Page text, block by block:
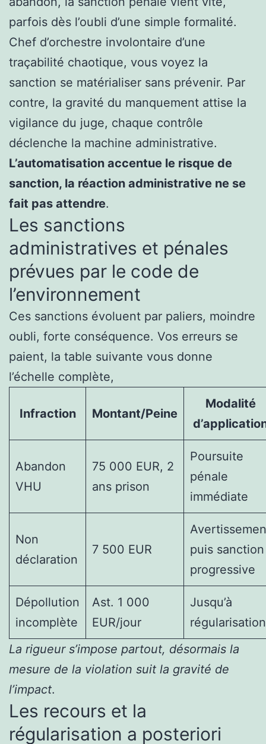
parfois dès l’oubli d’une simple formalité.
Chef d’orchestre involontaire d’une
traçabilité chaotique, vous voyez la
sanction se matérialiser sans prévenir. Par
contre, la gravité du manquement attise la
vigilance du juge, chaque contrôle
déclenche la machine administrative.
L’automatisation accentue le risque de
sanction, la réaction administrative ne se
fait pas attendre.
Les sanctions
administratives et pénales
prévues par le code de
l’environnement
Ces sanctions évoluent par paliers, moindre
oubli, forte conséquence. Vos erreurs se
paient, la table suivante vous donne
l’échelle complète,
Infraction Montant/Peine
Modalité
Abandon
VHU
75 000 EUR, 2
ans prison
Poursuite
pénale
immédiate
Non
déclaration
7 500 EUR
puis sanction
progressive
Dépollution
incomplète
Ast. 1 000
EUR/jour
Jusqu’à
régularisation
La rigueur s’impose partout, désormais la
mesure de la violation suit la gravité de
l’impact.
Les recours et la
régularisation a posteriori